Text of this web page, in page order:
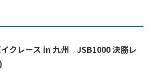
クレース in 九州 JSB1000 決勝レ